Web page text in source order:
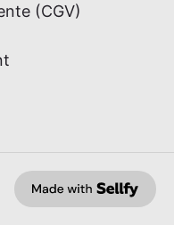
(CGV)